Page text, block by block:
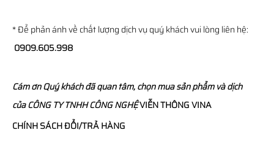
* Để phản ánh về chất lượng dịch vụ quý khách vui lòng liên hệ:
0909.605.998
Cám ơn Quý khách đã quan tâm, chọn mua sản phẩm và dịch
củaCÔNG TY TNHH CÔNG NGHỆVIỄN THÔNGVINA
CHÍNH SÁCH ĐỔI/TRẢ HÀNG